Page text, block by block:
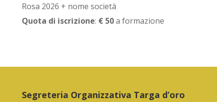
Rosa 2026 + nome società
Quota di iscrizione: € 50a formazione
Segreteria Organizzativa Targa d’oro